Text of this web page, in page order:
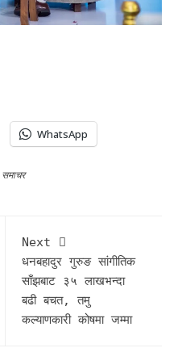
WhatsApp
Next
धनबहादुर गुरुङ सांगीतिक
साँझबाट ३५ लाखभन्दा
बढी बचत, तमु
कल्याणकारी कोषमा जम्मा